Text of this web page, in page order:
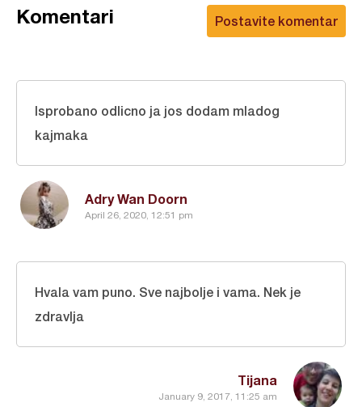
Postavite komentar
Komentari
Adry Wan Doorn
April 26, 2020, 12:51 pm
Isprobano odlicno ja jos dodam mladog
kajmaka
Tijana
January 9, 2017, 11:25 am
Hvala vam puno. Sve najbolje i vama. Nek je
zdravlja